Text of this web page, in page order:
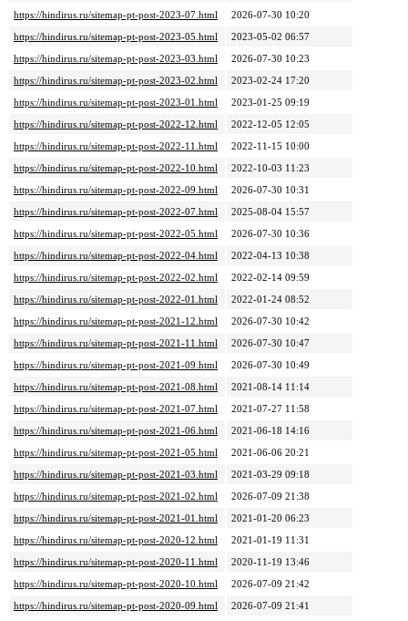
https://hindirus.ru/sitemap-pt-post-2023-07.html
2026-07-30 10:20
https://hindirus.ru/sitemap-pt-post-2023-05.html
2023-05-02 06:57
https://hindirus.ru/sitemap-pt-post-2023-03.html
2026-07-30 10:23
https://hindirus.ru/sitemap-pt-post-2023-02.html
2023-02-24 17:20
https://hindirus.ru/sitemap-pt-post-2023-01.html
2023-01-25 09:19
https://hindirus.ru/sitemap-pt-post-2022-12.html
2022-12-05 12:05
https://hindirus.ru/sitemap-pt-post-2022-11.html
2022-11-15 10:00
https://hindirus.ru/sitemap-pt-post-2022-10.html
2022-10-03 11:23
https://hindirus.ru/sitemap-pt-post-2022-09.html
2026-07-30 10:31
https://hindirus.ru/sitemap-pt-post-2022-07.html
2025-08-04 15:57
https://hindirus.ru/sitemap-pt-post-2022-05.html
2026-07-30 10:36
https://hindirus.ru/sitemap-pt-post-2022-04.html
2022-04-13 10:38
https://hindirus.ru/sitemap-pt-post-2022-02.html
2022-02-14 09:59
https://hindirus.ru/sitemap-pt-post-2022-01.html
2022-01-24 08:52
https://hindirus.ru/sitemap-pt-post-2021-12.html
2026-07-30 10:42
https://hindirus.ru/sitemap-pt-post-2021-11.html
2026-07-30 10:47
https://hindirus.ru/sitemap-pt-post-2021-09.html
2026-07-30 10:49
https://hindirus.ru/sitemap-pt-post-2021-08.html
2021-08-14 11:14
https://hindirus.ru/sitemap-pt-post-2021-07.html
2021-07-27 11:58
https://hindirus.ru/sitemap-pt-post-2021-06.html
2021-06-18 14:16
https://hindirus.ru/sitemap-pt-post-2021-05.html
2021-06-06 20:21
https://hindirus.ru/sitemap-pt-post-2021-03.html
2021-03-29 09:18
https://hindirus.ru/sitemap-pt-post-2021-02.html
2026-07-09 21:38
https://hindirus.ru/sitemap-pt-post-2021-01.html
2021-01-20 06:23
https://hindirus.ru/sitemap-pt-post-2020-12.html
2021-01-19 11:31
https://hindirus.ru/sitemap-pt-post-2020-11.html
2020-11-19 13:46
https://hindirus.ru/sitemap-pt-post-2020-10.html
2026-07-09 21:42
https://hindirus.ru/sitemap-pt-post-2020-09.html
2026-07-09 21:41